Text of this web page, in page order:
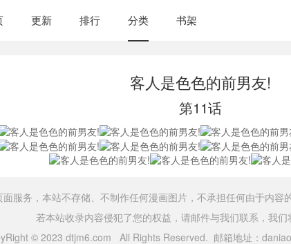
更新 排行 分类 书架
客人是色色的前男友!
第11话
服务，本站不存储、不制作任何漫画图片，不承担任何由于内容
若本站收录内容侵犯了您的权益，请邮件与我们联系，我们
© 2023 dtjm6.com All Rights Reserved. 邮箱地址：